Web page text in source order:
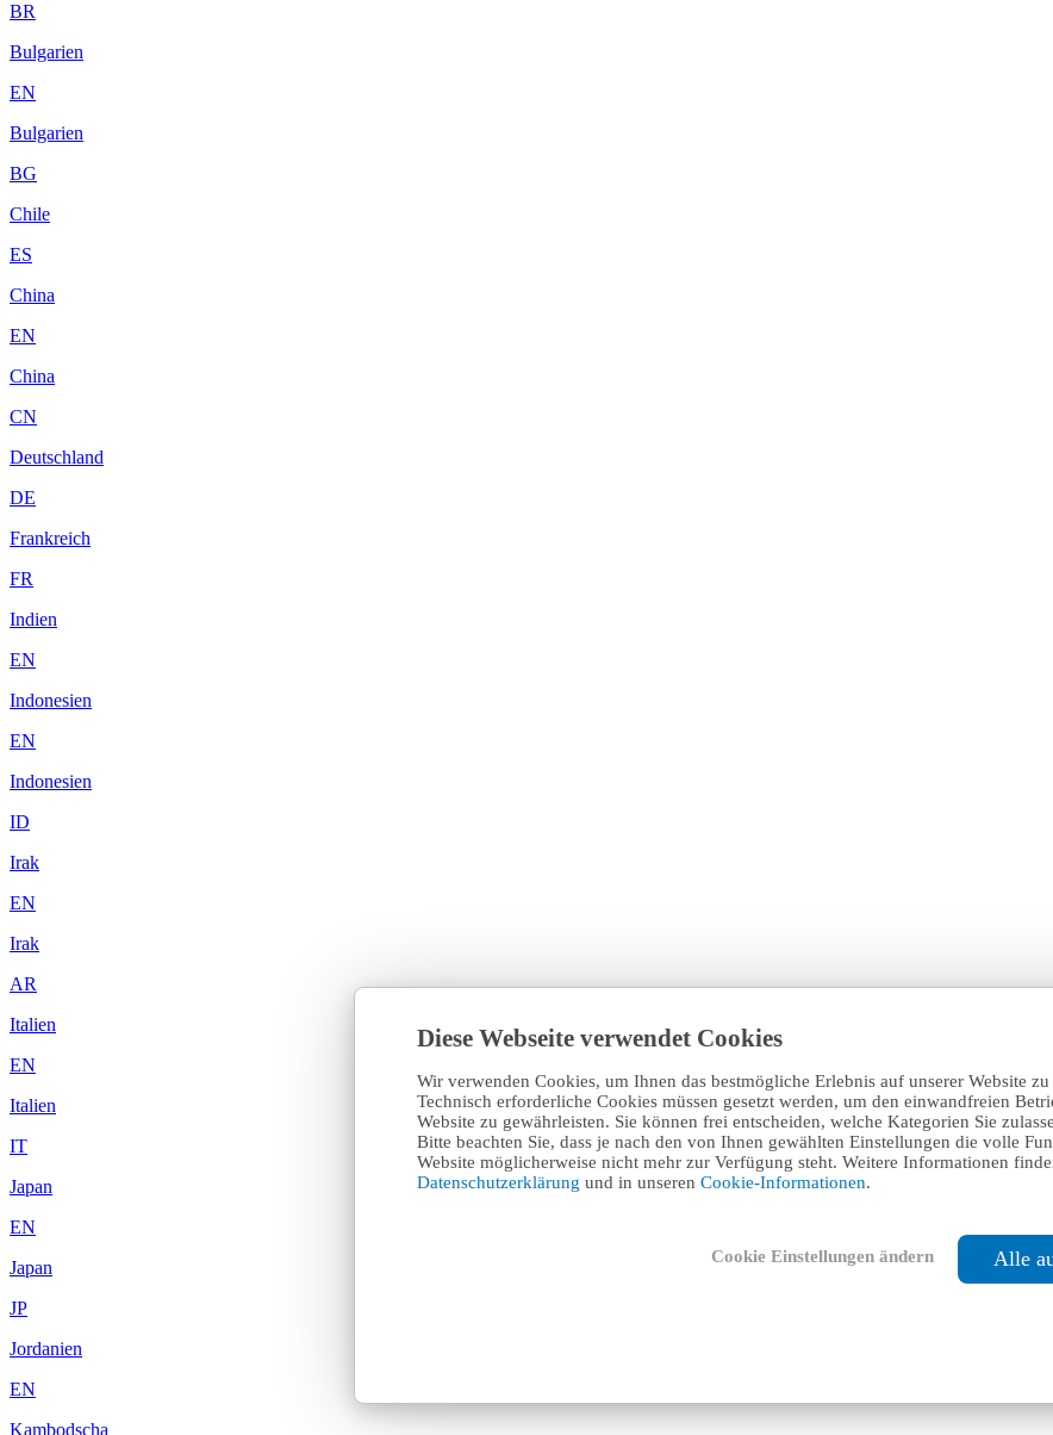
Diese Webseite verwendet Cookies
Wir verwenden Cookies, um Ihnen das bestmögliche Erlebnis auf unserer Website
Technisch erforderliche Cookies müssen gesetzt werden, um den einwandfreien
Website zu gewährleisten. Sie können frei entscheiden, welche Kategorien Sie
Bitte beachten Sie, dass je nach den von Ihnen gewählten Einstellungen die volle
Website möglicherweise nicht mehr zur Verfügung steht. Weitere Informationen
Datenschutzerklärung und in unseren Cookie-Informationen.
Cookie Einstellungen ändern Alle
BR
Bulgarien
EN
Bulgarien
BG
Chile
ES
China
EN
China
CN
Deutschland
DE
Frankreich
FR
Indien
EN
Indonesien
EN
Indonesien
ID
Irak
EN
Irak
AR
Italien
EN
Italien
IT
Japan
EN
Japan
JP
Jordanien
EN
Kambodscha